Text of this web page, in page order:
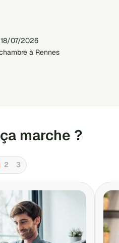
18/07/2026
à Rennes
marche ?
2 3